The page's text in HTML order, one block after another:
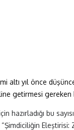
altı yıl önce
getirmesi gereken
bu
Eleştirisi: